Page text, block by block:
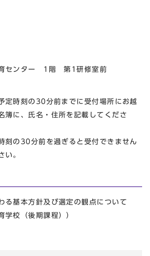
センター 1階 第1研修室前
時刻の30分前までに受付場所にお越
簿に、氏名・住所を記載してくださ
の30分前を過ぎると受付できません
い。
る基本方針及び選定の観点について
学校（後期課程））